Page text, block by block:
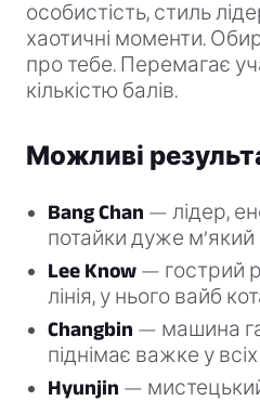
особистість, стиль
хаотичні моменти.
про тебе. Перемагає
кількістю балів.
Можливі
Bang Chan — лідер,
потайки дуже м’який
Lee Know — гострий
лінія, у нього вайб
Changbin — машина
піднімає важке у
Hyunjin —